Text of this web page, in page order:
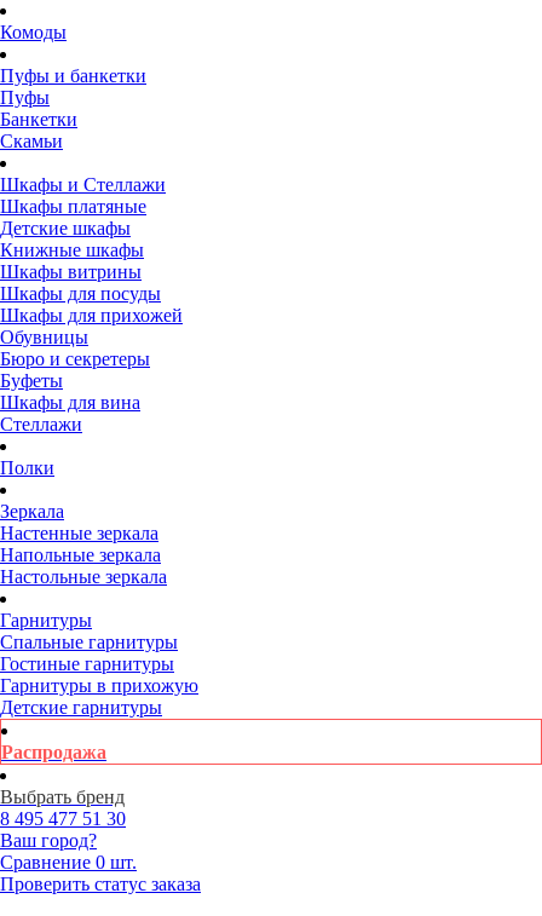
Комоды
Пуфы и банкетки
Пуфы
Банкетки
Скамьи
Шкафы и Стеллажи
Шкафы платяные
Детские шкафы
Книжные шкафы
Шкафы витрины
Шкафы для посуды
Шкафы для прихожей
Обувницы
Бюро и секретеры
Буфеты
Шкафы для вина
Стеллажи
Полки
Зеркала
Настенные зеркала
Напольные зеркала
Настольные зеркала
Гарнитуры
Спальные гарнитуры
Гостиные гарнитуры
Гарнитуры в прихожую
Детские гарнитуры
Распродажа
Выбрать бренд
8 495 477 51 30
Ваш город?
Сравнение 0 шт.
Проверить статус заказа